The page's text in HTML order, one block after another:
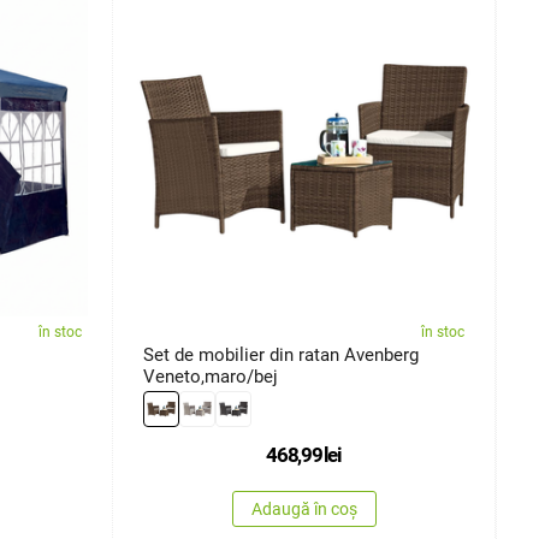
în stoc în stoc
Set de mobilier din ratan Avenberg
Veneto,maro/bej
468,99lei
Adaugă în coș